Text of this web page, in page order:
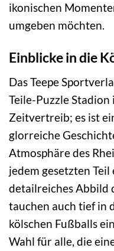
ikonischen
umgeben möchten.
Einblicke in die
Das Teepe
Teile-Puzzle
Zeitvertreib; es ist
glorreiche
Atmosphäre des
jedem gesetzten
detailreiches Abbild
tauchen auch tief in
kölschen Fußballs
Wahl für alle, die